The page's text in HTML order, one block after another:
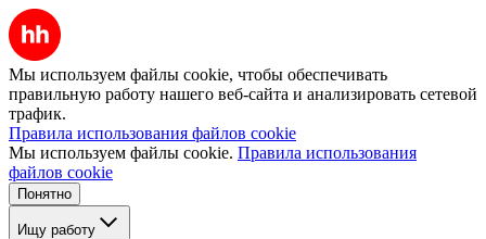
Мы используем файлы cookie, чтобы обеспечивать
правильную работу нашего веб-сайта и анализировать сетевой
трафик.
Правила использования файлов cookie
Мы используем файлы cookie. Правила использования
файлов cookie
Понятно
Ищу работу